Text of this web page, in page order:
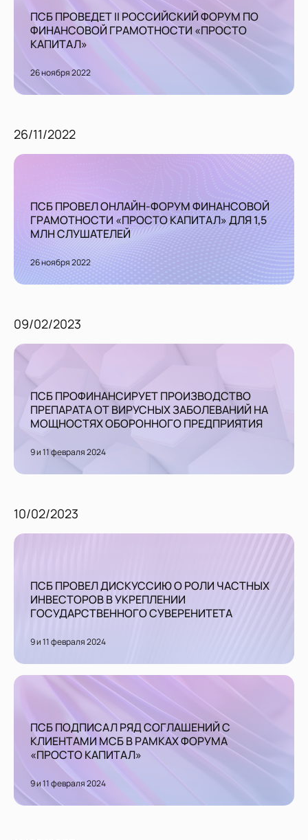
ПСБ ПРОВЕДЕТ II РОССИЙСКИЙ ФОРУМ ПО
ФИНАНСОВОЙ ГРАМОТНОСТИ «ПРОСТО
КАПИТАЛ»
26 ноября 2022
26/11/2022
ПСБ ПРОВЕЛ ОНЛАЙН-ФОРУМ ФИНАНСОВОЙ
ГРАМОТНОСТИ «ПРОСТО КАПИТАЛ» ДЛЯ 1,5
МЛН СЛУШАТЕЛЕЙ
26 ноября 2022
09/02/2023
ПСБ ПРОФИНАНСИРУЕТ ПРОИЗВОДСТВО
ПРЕПАРАТА ОТ ВИРУСНЫХ ЗАБОЛЕВАНИЙ НА
МОЩНОСТЯХ ОБОРОННОГО ПРЕДПРИЯТИЯ
9 и 11 февраля 2024
10/02/2023
ПСБ ПРОВЕЛ ДИСКУССИЮ О РОЛИ ЧАСТНЫХ
ИНВЕСТОРОВ В УКРЕПЛЕНИИ
ГОСУДАРСТВЕННОГО СУВЕРЕНИТЕТА
9 и 11 февраля 2024
ПСБ ПОДПИСАЛ РЯД СОГЛАШЕНИЙ С
КЛИЕНТАМИ МСБ В РАМКАХ ФОРУМА
«ПРОСТО КАПИТАЛ»
9 и 11 февраля 2024